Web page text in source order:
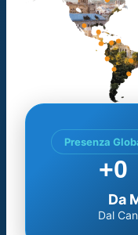
Presenza
+0
Da
Dal